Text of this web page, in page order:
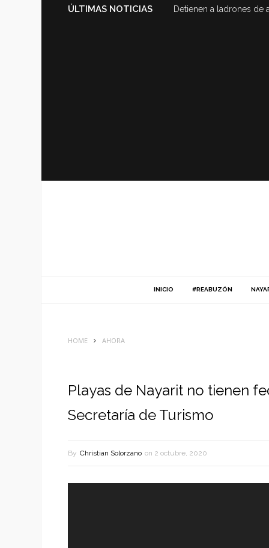
ÚLTIMAS NOTICIAS Detienen a ladrones de
INICIO #REABUZÓN
HOME AHORA
Playas de Nayarit no tienen
Secretaría de Turismo
By Christian Solorzano on 2 octubre, 2020